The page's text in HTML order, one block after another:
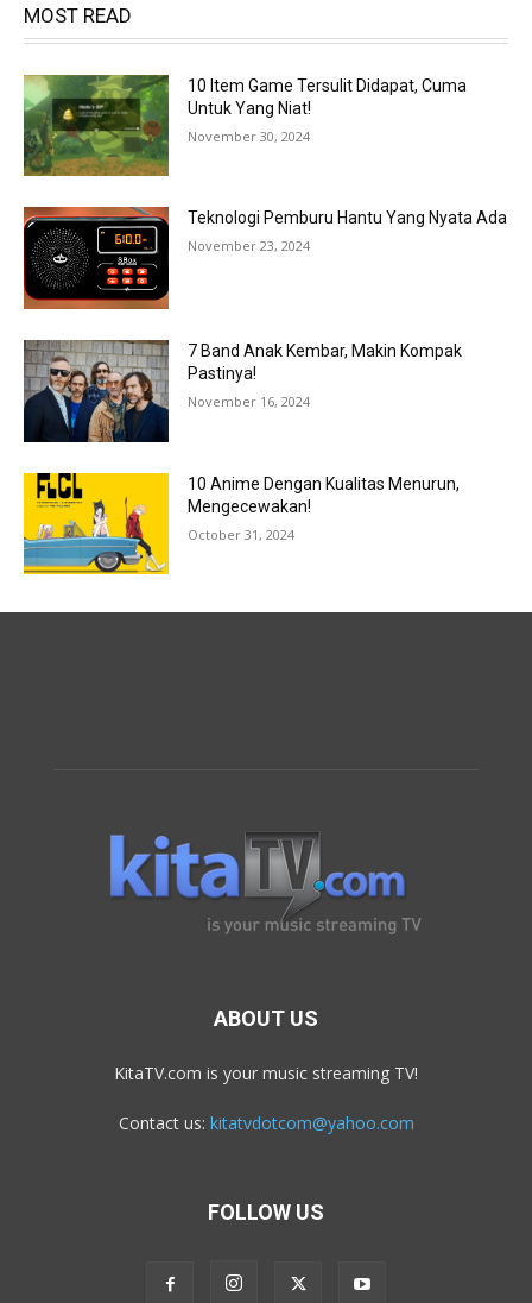
MOST READ
10 Item Game Tersulit Didapat, Cuma
Untuk Yang Niat!
November 30, 2024
Teknologi Pemburu Hantu Yang Nyata Ada
November 23, 2024
7 Band Anak Kembar, Makin Kompak
Pastinya!
November 16, 2024
10 Anime Dengan Kualitas Menurun,
Mengecewakan!
October 31, 2024
ABOUT US
KitaTV.com is your music streaming TV!
Contact us: kitatvdotcom@yahoo.com
FOLLOW US